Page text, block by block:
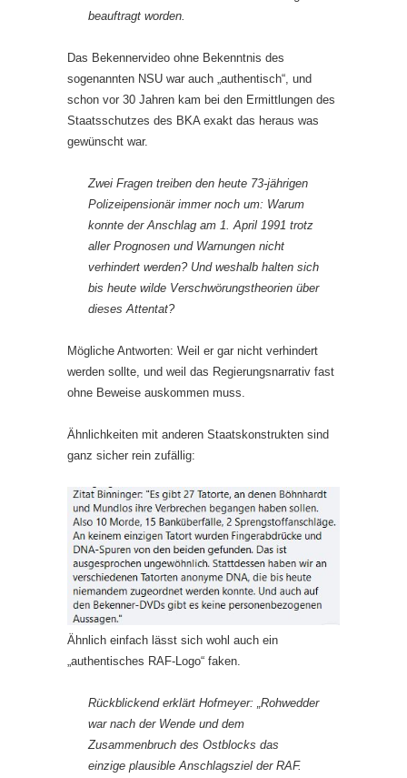
beauftragt worden.
Das Bekennervideo ohne Bekenntnis des
sogenannten NSU war auch „authentisch“, und
schon vor 30 Jahren kam bei den Ermittlungen des
Staatsschutzes des BKA exakt das heraus was
gewünscht war.
Zwei Fragen treiben den heute 73-jährigen
Polizeipensionär immer noch um: Warum
konnte der Anschlag am 1. April 1991 trotz
aller Prognosen und Warnungen nicht
verhindert werden? Und weshalb halten sich
bis heute wilde Verschwörungstheorien über
dieses Attentat?
Mögliche Antworten: Weil er gar nicht verhindert
werden sollte, und weil das Regierungsnarrativ fast
ohne Beweise auskommen muss.
Ähnlichkeiten mit anderen Staatskonstrukten sind
ganz sicher rein zufällig:
Ähnlich einfach lässt sich wohl auch ein
„authentisches RAF-Logo“ faken.
Rückblickend erklärt Hofmeyer: „Rohwedder
war nach der Wende und dem
Zusammenbruch des Ostblocks das
einzige plausible Anschlagsziel der RAF.